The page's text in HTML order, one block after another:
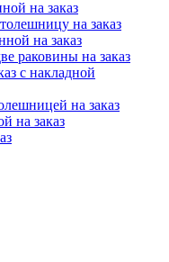
на заказ
на заказ
на заказ
раковины на заказ
с накладной
на заказ
на заказ